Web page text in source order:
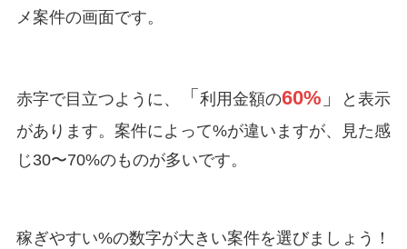
メ案件の画面です。
赤字で目立つように、 「 利用金額の60% 」
と表示
があります。案件によって%が違いますが、見た感
じ30〜70%のものが多いです。
稼ぎやすい%の数字が大きい案件を選びましょう！